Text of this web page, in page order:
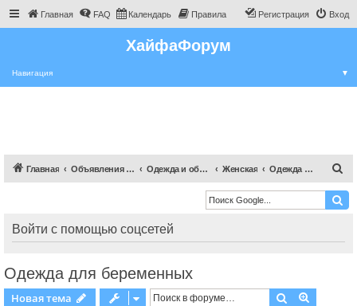
Главная FAQ Календарь Правила Вход
Регистрация
ХайфаФорум
Навигация ▼
Главная Объявления Хайфы и крайот Одежда и обувь Женская Одежда для беременных
и
к
Войти с помощью соцсетей
Одежда для беременных
Новая тема Поиск